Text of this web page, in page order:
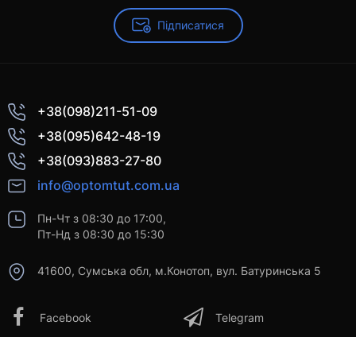
Підписатися
+38(098)211-51-09
+38(095)642-48-19
+38(093)883-27-80
info@optomtut.com.ua
Пн-Чт з 08:30 до 17:00,
Пт-Нд з 08:30 до 15:30
41600, Сумська обл, м.Конотоп, вул. Батуринська 5
Facebook Telegram